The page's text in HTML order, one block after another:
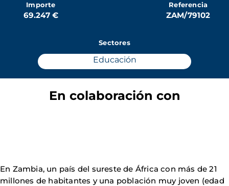
Importe
69.247 €
Referencia
ZAM/79102
Sectores
Educación
En colaboración con
En Zambia, un país del sureste de África con más de 21
millones de habitantes y una población muy joven (edad